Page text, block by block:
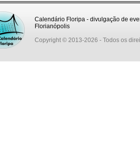
Calendário Floripa - divulgação de
Florianópolis
Copyright © 2013-2026 - Todos os